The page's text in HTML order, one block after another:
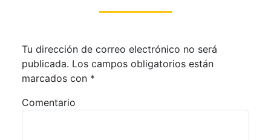
Tu dirección de correo electrónico no será
publicada. Los campos obligatorios están
marcados con *
Comentario